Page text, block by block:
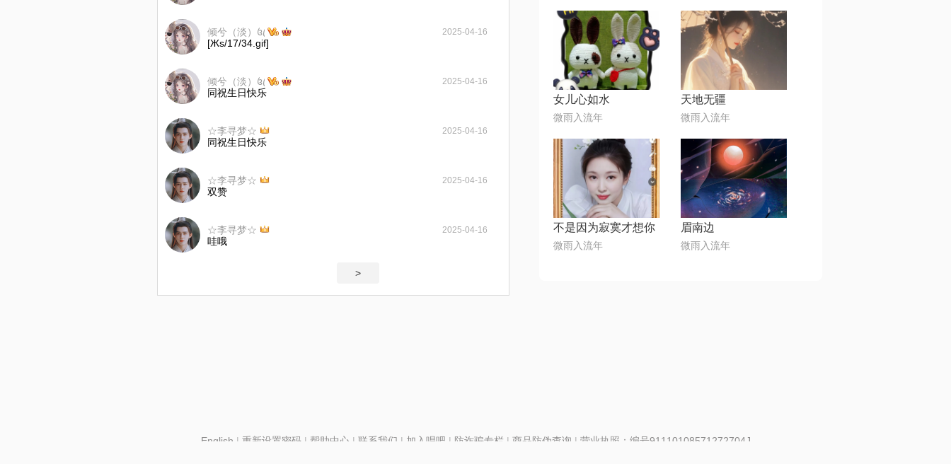
倾兮（淡）꧔ꦿ 2025-04-16
[Жs/17/34.gif]
倾兮（淡）꧔ꦿ 2025-04-16
同祝生日快乐
☆李寻梦☆ 2025-04-16
同祝生日快乐
☆李寻梦☆ 2025-04-16
双赞
☆李寻梦☆ 2025-04-16
哇哦
>
女儿心如水
微雨入流年
天地无疆
微雨入流年
不是因为寂寞才想你
微雨入流年
眉南边
微雨入流年
English | 重新设置密码| 帮助中心 | 联系我们 | 加入唱吧 | 防诈骗专栏 | 商品防伪查询 | 营业执照：编号91110108571272704J